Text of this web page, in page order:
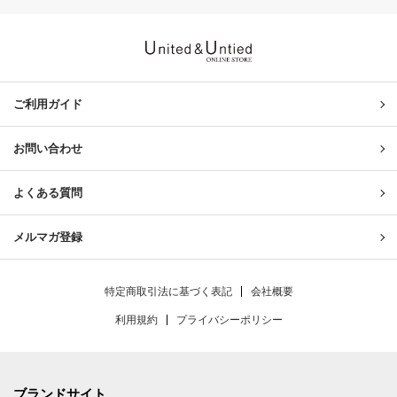
ご利用ガイド
お問い合わせ
よくある質問
メルマガ登録
特定商取引法に基づく表記 会社概要
利用規約 プライバシーポリシー
ブランドサイト